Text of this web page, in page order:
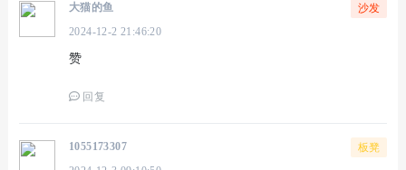
沙发
大猫的鱼
2024-12-2 21:46:20
赞
回复
板凳
1055173307